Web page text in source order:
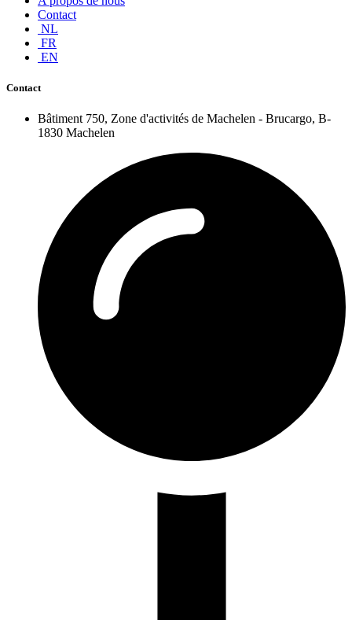
Contact
NL
FR
EN
Contact
Bâtiment 750, Zone d'activités de Machelen - Brucargo, B-
1830 Machelen